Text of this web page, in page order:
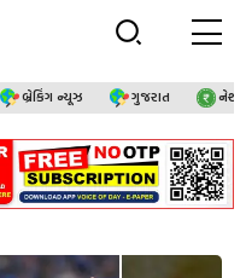
બ્રેકિંગ ન્યૂઝ ગુજરાત